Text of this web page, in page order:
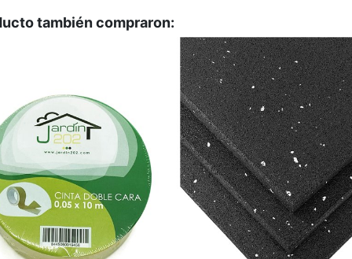
también compraron: